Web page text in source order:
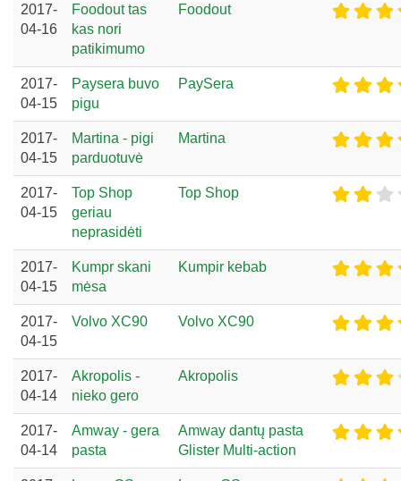
2017-
04-16
Foodout tas
kas nori
patikimumo
Foodout
2017-
04-15
Paysera buvo
pigu
PaySera
2017-
04-15
Martina - pigi
parduotuvė
Martina
2017-
04-15
Top Shop
geriau
neprasidėti
Top Shop
2017-
04-15
Kumpr skani
mėsa
Kumpir kebab
2017-
04-15
Volvo XC90 Volvo XC90
2017-
04-14
Akropolis -
nieko gero
Akropolis
2017-
04-14
Amway - gera
pasta
Amway dantų pasta
Glister Multi-action